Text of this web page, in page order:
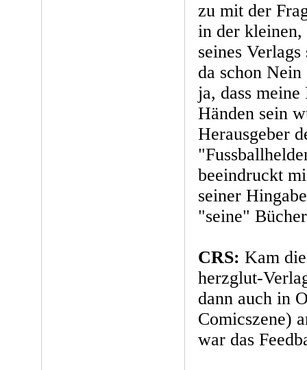
zu mit der
in der kleinen,
seines
da schon Nein
ja, dass
Händen sein
Herausgeber
beeindruckt
seiner
"seine"
CRS: Kam
herzglut-
dann auch in
Comicszene)
war das